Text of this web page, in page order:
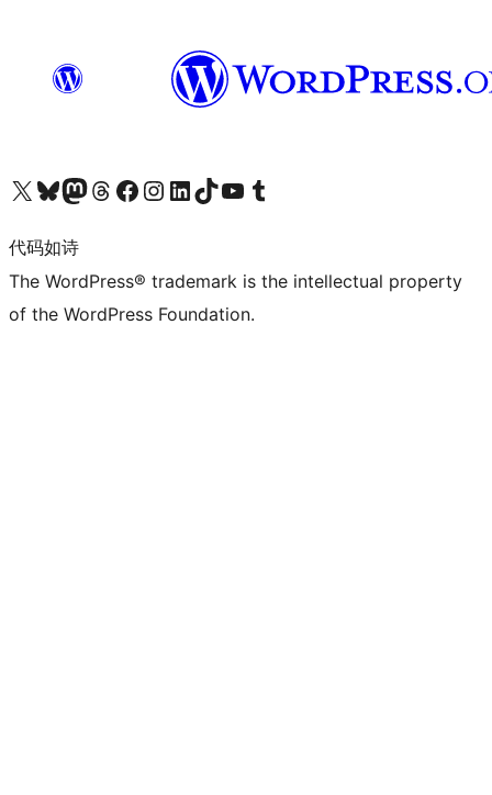
关注我们的 X（原 Twitter）账号访问我们的 Bluesky 账号关注我们的 Mastodon 账号访问我们的 Threads 账号 访问我们的 Facebook 公共主页关注我们的 Instagram 账号 关注我们的 LinkedIn 主页访问我们的 TikTok 账号访问我们的 YouTube 频道 访问我们的 Tumblr 账号
代码如诗
The WordPress® trademark is the intellectual property
of the WordPress Foundation.